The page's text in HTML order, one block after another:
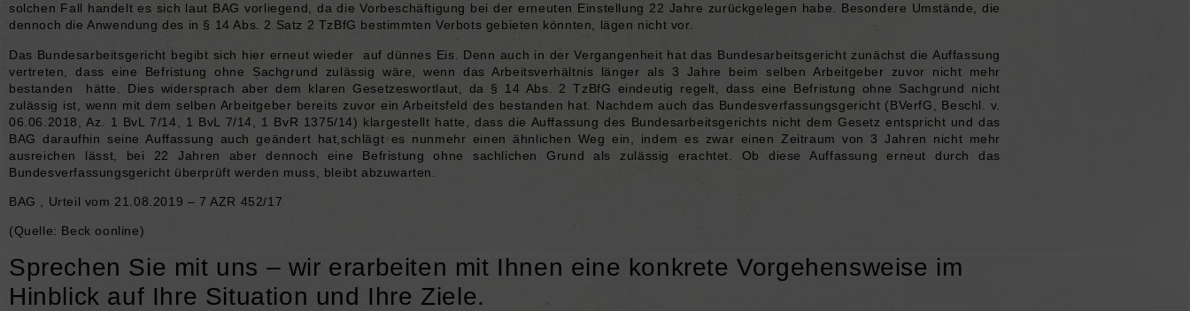
solchen Fall handelt es sich laut BAG vorliegend, da die Vorbeschäftigung bei der erneuten Einstellung 22 Jahre zurückgelegen habe. Besondere Umstände, die
dennoch die Anwendung des in § 14 Abs. 2 Satz 2 TzBfG bestimmten Verbots gebieten könnten, lägen nicht vor.
Das Bundesarbeitsgericht begibt sich hier erneut wieder auf dünnes Eis. Denn auch in der Vergangenheit hat das Bundesarbeitsgericht zunächst die Auffassung
vertreten, dass eine Befristung ohne Sachgrund zulässig wäre, wenn das Arbeitsverhältnis länger als 3 Jahre beim selben Arbeitgeber zuvor nicht mehr
bestanden hätte. Dies widersprach aber dem klaren Gesetzeswortlaut, da § 14 Abs. 2 TzBfG eindeutig regelt, dass eine Befristung ohne Sachgrund nicht
zulässig ist, wenn mit dem selben Arbeitgeber bereits zuvor ein Arbeitsfeld des bestanden hat. Nachdem auch das Bundesverfassungsgericht (BVerfG, Beschl. v.
06.06.2018, Az. 1 BvL 7/14, 1 BvL 7/14, 1 BvR 1375/14) klargestellt hatte, dass die Auffassung des Bundesarbeitsgerichts nicht dem Gesetz entspricht und das
BAG daraufhin seine Auffassung auch geändert hat,schlägt es nunmehr einen ähnlichen Weg ein, indem es zwar einen Zeitraum von 3 Jahren nicht mehr
ausreichen lässt, bei 22 Jahren aber dennoch eine Befristung ohne sachlichen Grund als zulässig erachtet. Ob diese Auffassung erneut durch das
Bundesverfassungsgericht überprüft werden muss, bleibt abzuwarten.
BAG , Urteil vom 21.08.2019 – 7 AZR 452/17
(Quelle: Beck oonline)
Sprechen Sie mit uns – wir erarbeiten mit Ihnen eine konkrete Vorgehensweise im
Hinblick auf Ihre Situation und Ihre Ziele.